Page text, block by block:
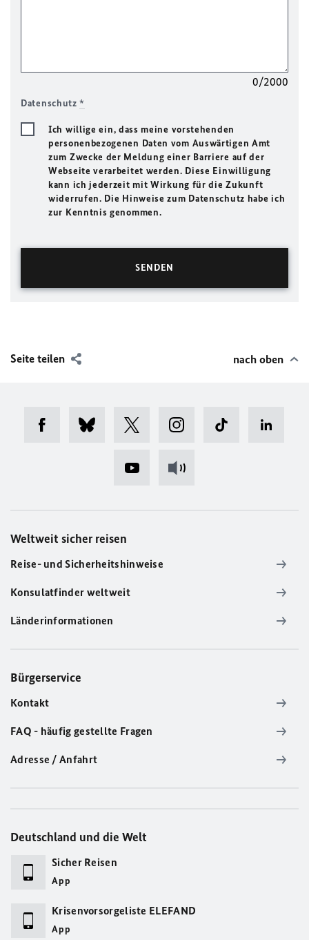
0/2000
Datenschutz*
Ich willige ein, dass meine vorstehenden
personenbezogenen Daten vom Auswärtigen Amt
zum Zwecke der Meldung einer Barriere auf der
Webseite verarbeitet werden. Diese Einwilligung
kann ich jederzeit mit Wirkung für die Zukunft
widerrufen. Die Hinweise zum Datenschutz habe ich
zur Kenntnis genommen.
Seite teilen nach oben
Weltweit sicher reisen
Reise- und Sicherheitshinweise
Konsulatfinder weltweit
Länderinformationen
Bürgerservice
Kontakt
FAQ - häufig gestellte Fragen
Adresse / Anfahrt
Deutschland und die Welt
Sicher Reisen
App
Krisenvorsorgeliste ELEFAND
App